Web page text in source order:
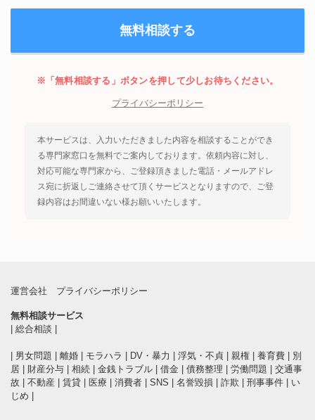
※「無料相談する」ボタンを押して少しお待ちください。
プライバシーポリシー
本サービスは、入力いただきました内容を相談することができ
る専門家窓口を無料でご案内しております。依頼内容に対し、
対応可能な専門家から、ご登録頂きました電話・メールアドレ
ス宛に折返しご連絡させて頂くサービスとなりますので、ご登
録内容はお間違いない様お願いいたします。
運営会社 プライバシーポリシー
無料相談サービス
総合相談
男女問題 離婚 モラハラ DV・暴力 浮気・不貞 親権 養育費
別
居
財産分与 相続 金銭トラブル 借金 債務整理 労働問題
交通事
故
不動産 賃貸 医療 消費者 SNS 名誉毀損 詐欺 刑事事件
い
じめ